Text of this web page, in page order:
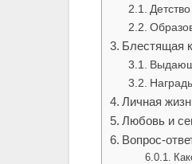
Блестящая
Личная
Любовь и
Вопрос-